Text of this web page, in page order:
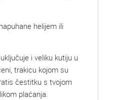
helijem ili
i veliku kutiju u
trakicu kojom su
čestitku s tvojom
plaćanja.